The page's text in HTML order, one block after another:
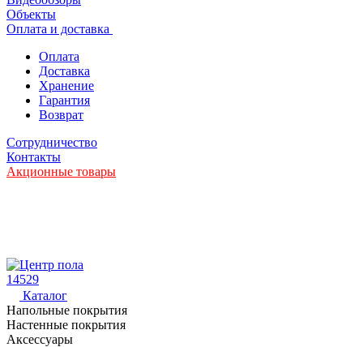
Объекты
Оплата и доставка
Оплата
Доставка
Хранение
Гарантия
Возврат
Сотрудничество
Контакты
Акционные товары
14529
Каталог
Напольные покрытия
Настенные покрытия
Аксессуары